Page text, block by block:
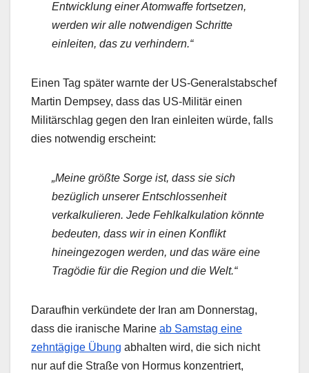
Entwicklung einer Atomwaffe fortsetzen,
werden wir alle notwendigen Schritte
einleiten, das zu verhindern.“
Einen Tag später warnte der US-Generalstabschef
Martin Dempsey, dass das US-Militär einen
Militärschlag gegen den Iran einleiten würde, falls
dies notwendig erscheint:
„Meine größte Sorge ist, dass sie sich
bezüglich unserer Entschlossenheit
verkalkulieren. Jede Fehlkalkulation könnte
bedeuten, dass wir in einen Konflikt
hineingezogen werden, und das wäre eine
Tragödie für die Region und die Welt.“
Daraufhin verkündete der Iran am Donnerstag,
dass die iranische Marine ab Samstag eine
zehntägige Übung abhalten wird, die sich nicht
nur auf die Straße von Hormus konzentriert,